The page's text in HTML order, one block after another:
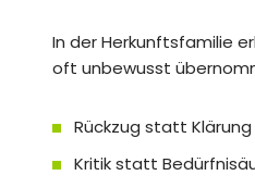
In der Herkunftsfamilie
oft unbewusst
Rückzug statt Klärung
Kritik statt